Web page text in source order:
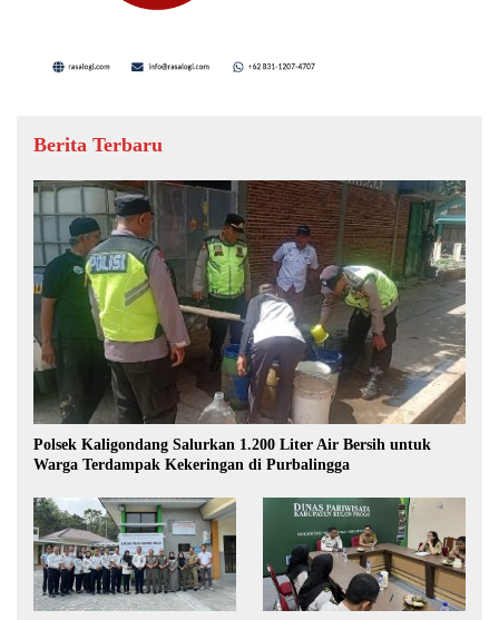
Berita Terbaru
Polsek Kaligondang Salurkan 1.200 Liter Air Bersih untuk
Warga Terdampak Kekeringan di Purbalingga